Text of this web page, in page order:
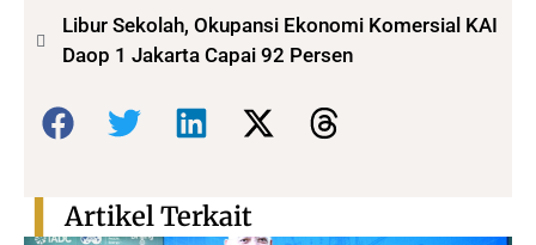
Libur Sekolah, Okupansi Ekonomi Komersial KAI
Daop 1 Jakarta Capai 92 Persen
Bagikan:
Artikel Terkait